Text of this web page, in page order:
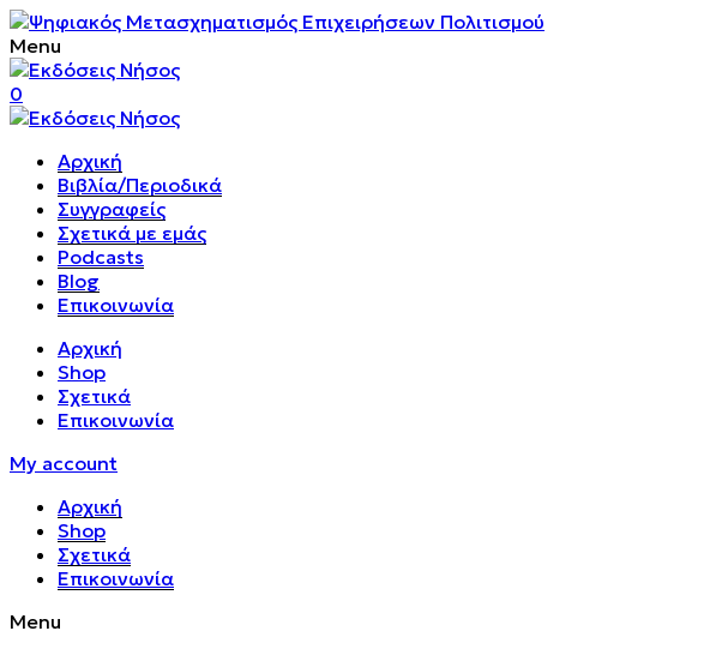
Menu
0
Αρχική
Βιβλία/Περιοδικά
Συγγραφείς
Σχετικά με εμάς
Podcasts
Blog
Επικοινωνία
Αρχική
Shop
Σχετικά
Επικοινωνία
My account
Αρχική
Shop
Σχετικά
Επικοινωνία
Menu